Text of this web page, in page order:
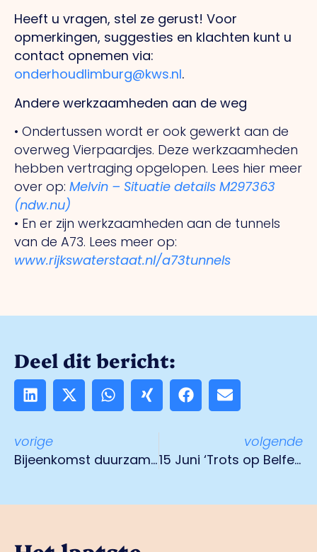
Heeft u vragen, stel ze gerust! Voor
opmerkingen, suggesties en klachten kunt u
contact opnemen via:
onderhoudlimburg@kws.nl.
Andere werkzaamheden aan de weg
• Ondertussen wordt er ook gewerkt aan de
overweg Vierpaardjes. Deze werkzaamheden
hebben vertraging opgelopen. Lees hier meer
over op: Melvin – Situatie details M297363
(ndw.nu)
• En er zijn werkzaamheden aan de tunnels
van de A73. Lees meer op:
www.rijkswaterstaat.nl/a73tunnels
Deel dit bericht:
vorige
Bijeenkomst duurzame toekomst op 5 juni
volgende
15 Juni ‘Trots op Belfeld-dag’ 2024